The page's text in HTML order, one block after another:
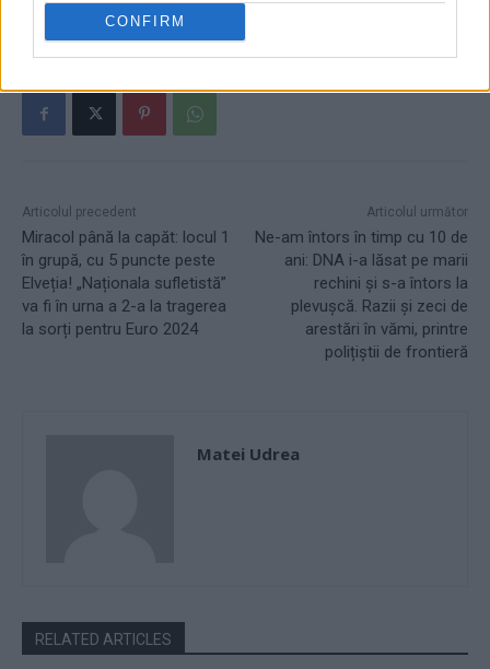
CONFIRM
Plahotniuc
republica moldova
Articolul precedent
Miracol până la capăt: locul 1
în grupă, cu 5 puncte peste
Elveția! „Naționala sufletistă”
va fi în urna a 2-a la tragerea
la sorți pentru Euro 2024
Articolul următor
Ne-am întors în timp cu 10 de
ani: DNA i-a lăsat pe marii
rechini și s-a întors la
plevușcă. Razii și zeci de
arestări în vămi, printre
polițiștii de frontieră
Matei Udrea
RELATED ARTICLES